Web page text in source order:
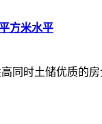
方米水平
同时土储优质的房